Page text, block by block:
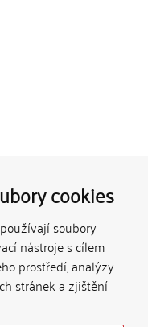
cookies
soubory
nástroje s cílem
prostředí, analýzy
stránek a zjištění